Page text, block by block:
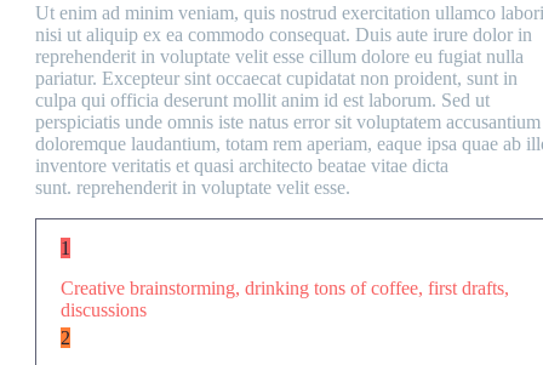
Ut enim ad minim veniam, quis nostrud exercitation ullamco
nisi ut aliquip ex ea commodo consequat. Duis aute irure dolor in
reprehenderit in voluptate velit esse cillum dolore eu fugiat nulla
pariatur. Excepteur sint occaecat cupidatat non proident, sunt in
culpa qui officia deserunt mollit anim id est laborum. Sed ut
perspiciatis unde omnis iste natus error sit voluptatem accusantium
doloremque laudantium, totam rem aperiam, eaque ipsa quae ab
inventore veritatis et quasi architecto beatae vitae dicta
sunt. reprehenderit in voluptate velit esse.
1
Creative brainstorming, drinking tons of coffee, first drafts,
discussions
2